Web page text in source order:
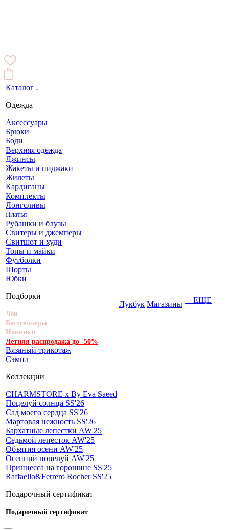
Каталог
Одежда
Аксессуары
Брюки
Боди
Верхняя одежда
Джинсы
Жакеты и пиджаки
Жилеты
Кардиганы
Комплекты
Лонгсливы
Платья
Рубашки и блузы
Свитеры и джемперы
Свитшот и худи
Топы и майки
Футболки
Шорты
Юбки
Подборки
Лён
Бестселлеры
Новинки
Летняя распродажа до -50%
Вязаный трикотаж
Сэмпл
Коллекции
CHARMSTORE х By Eva Saeed
Поцелуй солнца SS'26
Сад моего сердца SS'26
Мартовая нежность SS'26
Бархатные лепестки AW'25
Седьмой лепесток AW'25
Объятия осени AW'25
Осенний поцелуй AW'25
Принцесса на горошине SS'25
Raffaello&Ferrero Rocher SS'25
Подарочный сертификат
Подарочный сертификат
Лукбук Магазины + ЕЩЕ